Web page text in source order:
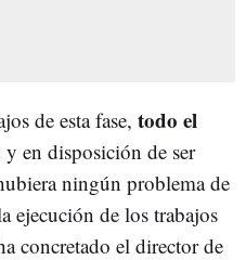
de esta fase, todo el
y en disposición de ser
ningún problema de
ejecución de los trabajos
concretado el director de